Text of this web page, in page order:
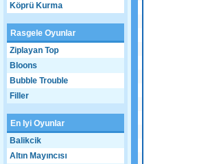
Köprü Kurma
Rasgele Oyunlar
Ziplayan Top
Bloons
Bubble Trouble
Filler
En Iyi Oyunlar
Balikcik
Altın Mayıncısı